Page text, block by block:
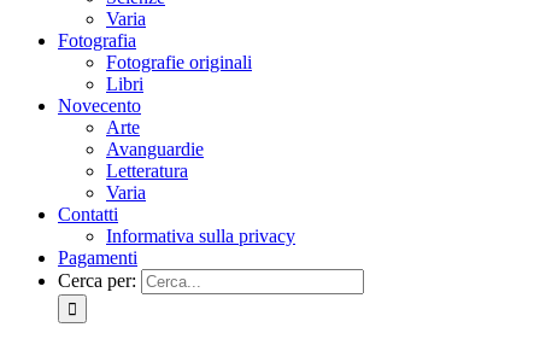
Varia
Fotografia
Fotografie originali
Libri
Novecento
Arte
Avanguardie
Letteratura
Varia
Contatti
Informativa sulla privacy
Pagamenti
Cerca per: